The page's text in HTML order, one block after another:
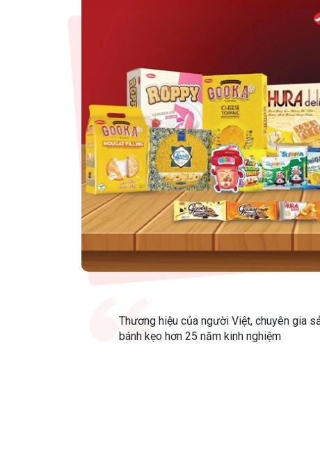
Thương hiệu của người Việt, chuyên gia
bánh kẹo hơn 25 năm kinh nghiệm